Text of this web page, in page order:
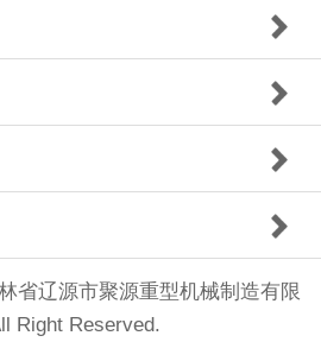
省辽源市聚源重型机械制造有限
Right Reserved.